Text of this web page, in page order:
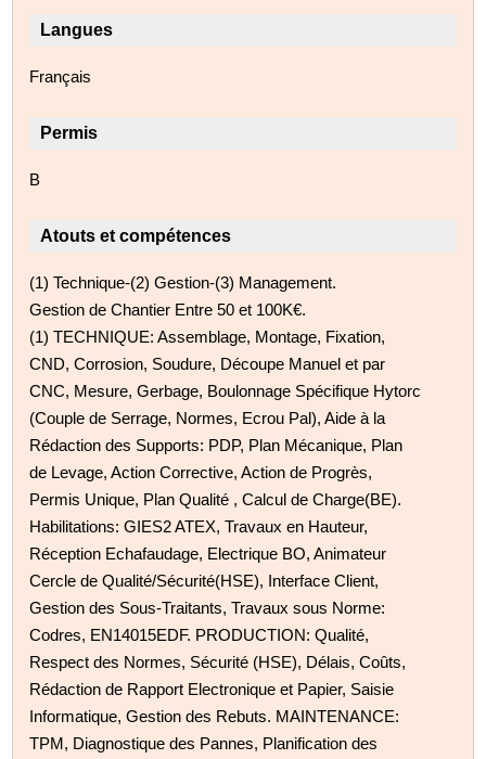
Langues
Français
Permis
B
Atouts et compétences
(1) Technique-(2) Gestion-(3) Management.
Gestion de Chantier Entre 50 et 100K€.
(1) TECHNIQUE: Assemblage, Montage, Fixation,
CND, Corrosion, Soudure, Découpe Manuel et par
CNC, Mesure, Gerbage, Boulonnage Spécifique Hytorc
(Couple de Serrage, Normes, Ecrou Pal), Aide à la
Rédaction des Supports: PDP, Plan Mécanique, Plan
de Levage, Action Corrective, Action de Progrès,
Permis Unique, Plan Qualité , Calcul de Charge(BE).
Habilitations: GIES2 ATEX, Travaux en Hauteur,
Réception Echafaudage, Electrique BO, Animateur
Cercle de Qualité/Sécurité(HSE), Interface Client,
Gestion des Sous-Traitants, Travaux sous Norme:
Codres, EN14015EDF. PRODUCTION: Qualité,
Respect des Normes, Sécurité (HSE), Délais, Coûts,
Rédaction de Rapport Electronique et Papier, Saisie
Informatique, Gestion des Rebuts. MAINTENANCE:
TPM, Diagnostique des Pannes, Planification des